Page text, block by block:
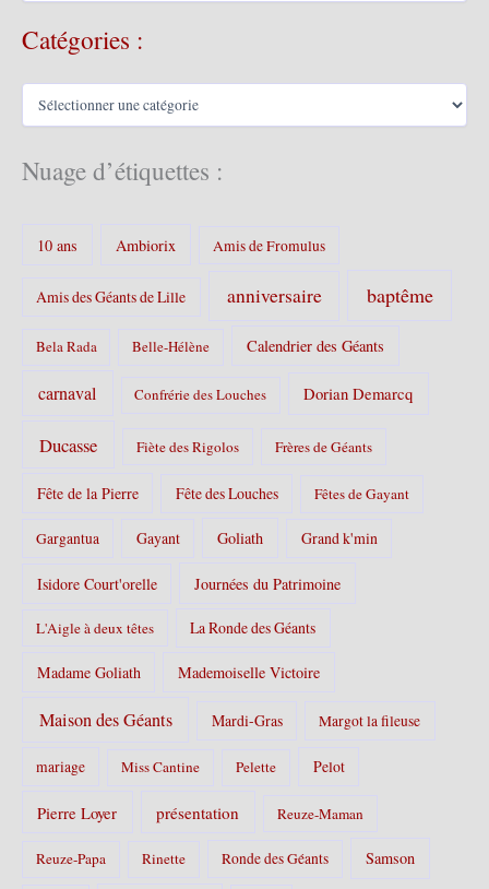
h
s
Catégories :
C
é
g
Nuage d’étiquettes :
10 ans Ambiorix Amis de Fromulus
Amis des Géants de Lille anniversaire baptême
Bela Rada Belle-Hélène Calendrier des Géants
carnaval Confrérie des Louches Dorian Demarcq
Ducasse Fiète des Rigolos Frères de Géants
Fête de la Pierre Fête des Louches Fêtes de Gayant
Gargantua Gayant Goliath Grand k'min
Isidore Court'orelle Journées du Patrimoine
L'Aigle à deux têtes La Ronde des Géants
Madame Goliath Mademoiselle Victoire
Maison des Géants Mardi-Gras Margot la fileuse
mariage Miss Cantine Pelette Pelot
Pierre Loyer présentation Reuze-Maman
Reuze-Papa Rinette Ronde des Géants Samson